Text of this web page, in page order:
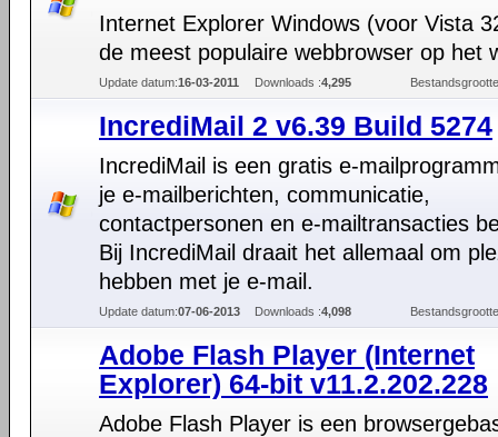
Internet Explorer Windows (voor Vista
de meest populaire webbrowser op het
Update datum:16-03-2011 Downloads :4,295
IncrediMail 2 v6.39 Build 5274
IncrediMail is een gratis e-
je e-mailberichten, communicatie,
contactpersonen en e-mailtransacties
Bij IncrediMail draait het allemaal om
hebben met je e-mail.
Update datum:07-06-2013 Downloads :4,098
Adobe Flash Player (Internet
Explorer) 64-bit v11.2.202.228
Adobe Flash Player is een